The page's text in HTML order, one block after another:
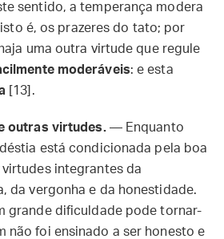
sentido, a temperança modera
é, os prazeres do tato; por
uma outra virtude que regule
moderáveis: e esta
[13].
outras virtudes.— Enquanto
está condicionada pela boa
integrantes da
da vergonha e da honestidade.
grande dificuldade pode tornar-
não foi ensinado a ser honesto e